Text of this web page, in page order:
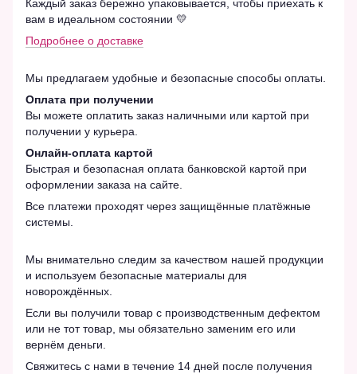
Каждый заказ бережно упаковывается, чтобы приехать к
вам в идеальном состоянии 💛
Подробнее о доставке
Мы предлагаем удобные и безопасные способы оплаты.
Оплата при получении
Вы можете оплатить заказ наличными или картой при
получении у курьера.
Онлайн-оплата картой
Быстрая и безопасная оплата банковской картой при
оформлении заказа на сайте.
Все платежи проходят через защищённые платёжные
системы.
Мы внимательно следим за качеством нашей продукции
и используем безопасные материалы для
новорождённых.
Если вы получили товар с производственным дефектом
или не тот товар, мы обязательно заменим его или
вернём деньги.
Свяжитесь с нами в течение 14 дней после получения